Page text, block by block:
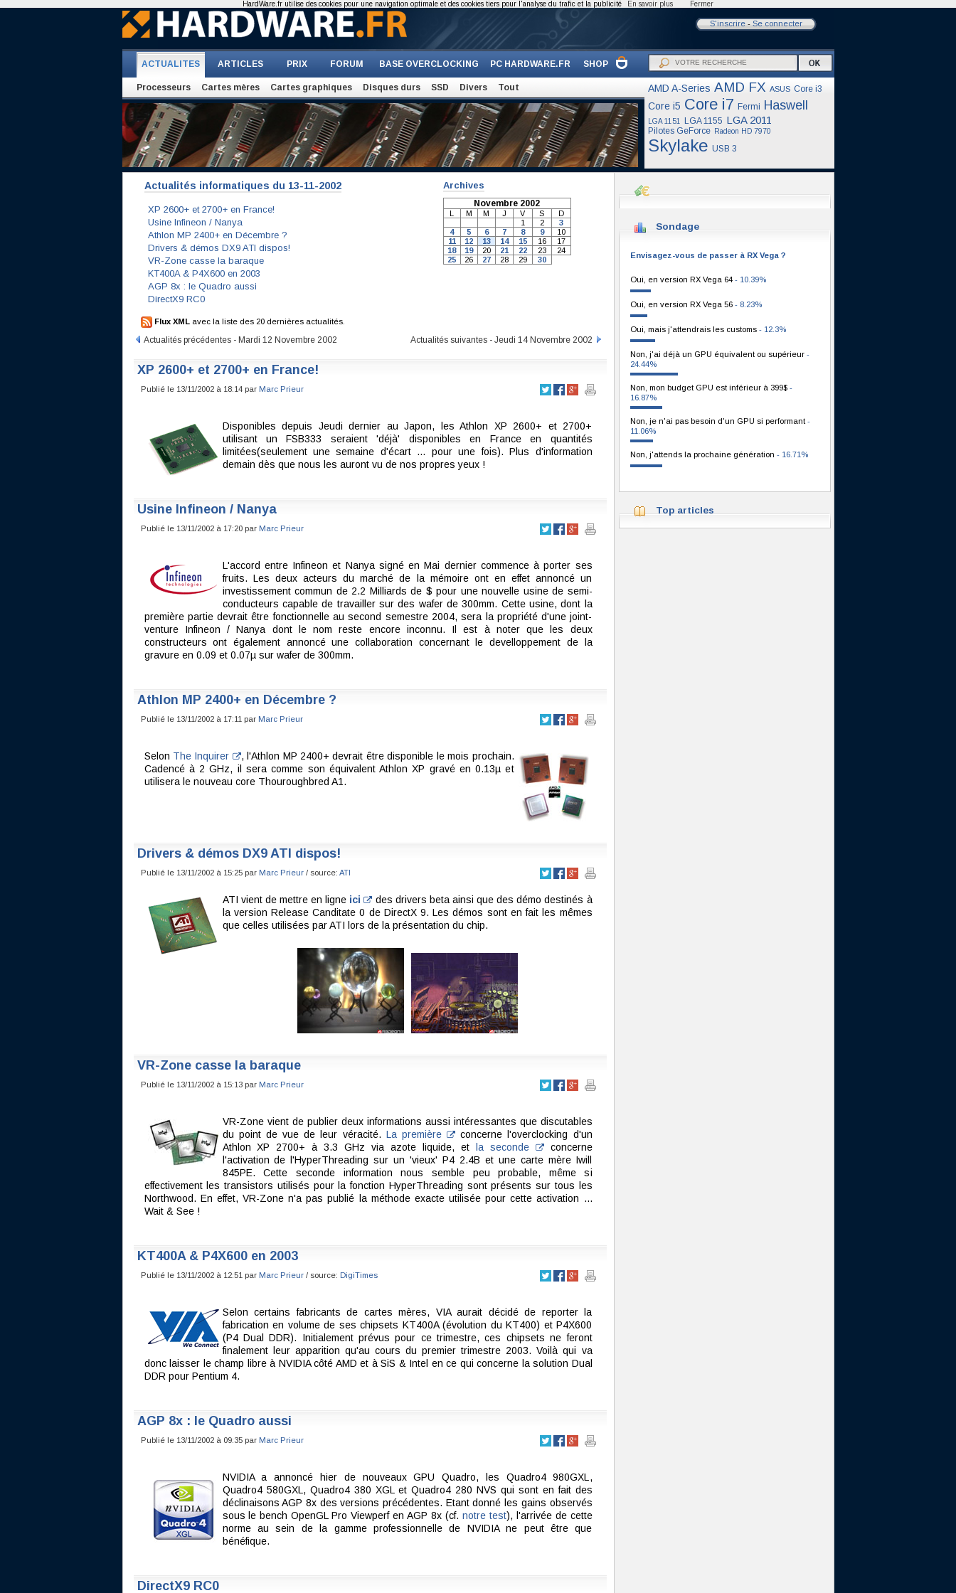
S'inscrire- Se connecter
ACTUALITES ARTICLES PRIX FORUM BASE OVERCLOCKING PC HARDWARE.FR SHOP
Processeurs Cartes mères Cartes graphiques Disques durs SSD Divers Tout AMD A-Series AMD FX ASUS Core i3
Core i5 Core i7 Fermi Haswell
LGA 1151 LGA 1155 LGA 2011
Pilotes GeForce Radeon HD 7970
Skylake USB 3
Actualités informatiques du 13-11-2002
XP 2600+ et 2700+ en France!
Usine Infineon / Nanya
Athlon MP 2400+ en Décembre ?
Drivers & démos DX9 ATI dispos!
VR-Zone casse la baraque
KT400A & P4X600 en 2003
AGP 8x : le Quadro aussi
DirectX9 RC0
Flux XMLavec la liste des 20 dernières actualités.
Archives
Novembre 2002
L M M J V S
D
1
2
3
4
5 6 7 8 9
10
11
12 13 14 15 16
17
18
19 20 21 22 23
24
25
26 27 28 29 30
Actualités précédentes - Mardi 12 Novembre 2002 Actualités suivantes - Jeudi 14 Novembre 2002
XP 2600+ et 2700+ en France!
Publié le 13/11/2002 à 18:14 par Marc Prieur
Disponibles depuis Jeudi dernier au Japon, les Athlon XP 2600+ et 2700+
utilisant un FSB333 seraient 'déjà' disponibles en France en quantités
limitées(seulement une semaine d'écart ... pour une fois). Plus d'information
demain dès que nous les auront vu de nos propres yeux !
Usine Infineon / Nanya
Publié le 13/11/2002 à 17:20 par Marc Prieur
L'accord entre Infineon et Nanya signé en Mai dernier commence à porter ses
fruits. Les deux acteurs du marché de la mémoire ont en effet annoncé un
investissement commun de 2.2 Milliards de $ pour une nouvelle usine de semi-
conducteurs capable de travailler sur des wafer de 300mm. Cette usine, dont la
première partie devrait être fonctionnelle au second semestre 2004, sera la propriété d'une joint-
venture Infineon / Nanya dont le nom reste encore inconnu. Il est à noter que les deux
constructeurs ont également annoncé une collaboration concernant le develloppement de la
gravure en 0.09 et 0.07µ sur wafer de 300mm.
Athlon MP 2400+ en Décembre ?
Publié le 13/11/2002 à 17:11 par Marc Prieur
Selon The Inquirer
, l'Athlon MP 2400+ devrait être disponible le mois prochain.
Cadencé à 2 GHz, il sera comme son équivalent Athlon XP gravé en 0.13µ et
utilisera le nouveau core Thouroughbred A1.
Drivers & démos DX9 ATI dispos!
Publié le 13/11/2002 à 15:25 par Marc Prieur/ source: ATI
ATI vient de mettre en ligne ici
des drivers beta ainsi que des démo destinés à
la version Release Canditate 0 de DirectX 9. Les démos sont en fait les mêmes
que celles utilisées par ATI lors de la présentation du chip.
VR-Zone casse la baraque
Publié le 13/11/2002 à 15:13 par Marc Prieur
VR-Zone vient de publier deux informations aussi intéressantes que discutables
du point de vue de leur véracité. La première
concerne l'overclocking d'un
Athlon XP 2700+ à 3.3 GHz via azote liquide, et
la seconde
concerne
l'activation de l'HyperThreading sur un 'vieux' P4 2.4B et une carte mère Iwill
845PE. Cette seconde information nous semble peu probable, même si
effectivement les transistors utilisés pour la fonction HyperThreading sont présents sur tous les
Northwood. En effet, VR-Zone n'a pas publié la méthode exacte utilisée pour cette activation ...
Wait & See !
KT400A & P4X600 en 2003
Publié le 13/11/2002 à 12:51 par Marc Prieur/ source: DigiTimes
Selon certains fabricants de cartes mères, VIA aurait décidé de reporter la
fabrication en volume de ses chipsets KT400A (évolution du KT400) et P4X600
(P4 Dual DDR). Initialement prévus pour ce trimestre, ces chipsets ne feront
finalement leur apparition qu'au cours du premier trimestre 2003. Voilà qui va
donc laisser le champ libre à NVIDIA côté AMD et à SiS & Intel en ce qui concerne la solution Dual
DDR pour Pentium 4.
AGP 8x : le Quadro aussi
Publié le 13/11/2002 à 09:35 par Marc Prieur
NVIDIA a annoncé hier de nouveaux GPU Quadro, les Quadro4 980GXL,
Quadro4 580GXL, Quadro4 380 XGL et Quadro4 280 NVS qui sont en fait des
déclinaisons AGP 8x des versions précédentes. Etant donné les gains observés
sous le bench OpenGL Pro Viewperf en AGP 8x (cf. notre test), l'arrivée de cette
norme au sein de la gamme professionnelle de NVIDIA ne peut être que
bénéfique.
DirectX9 RC0
Sondage
Envisagez-vous de passer à RX Vega ?
Oui, en version RX Vega 64 - 10.39%
Oui, en version RX Vega 56 - 8.23%
Oui, mais j'attendrais les customs - 12.3%
Non, j'ai déjà un GPU équivalent ou supérieur -
24.44%
Non, mon budget GPU est inférieur à 399$ -
16.87%
Non, je n'ai pas besoin d'un GPU si performant -
11.06%
Non, j'attends la prochaine génération - 16.71%
Top articles
HardWare.fr utilise des cookies pour une navigation optimale et des cookies tiers pour l'analyse du trafic et la publicité En savoir plus Fermer